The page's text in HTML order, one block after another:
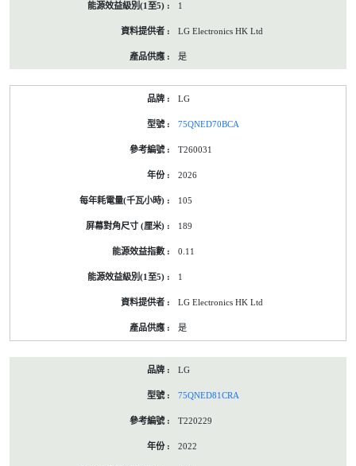
1
LG Electronics HK Ltd
是
LG
75QNED70BCA
T260031
2026
105
189
0.11
1
LG Electronics HK Ltd
是
LG
75QNED81CRA
T220229
2022